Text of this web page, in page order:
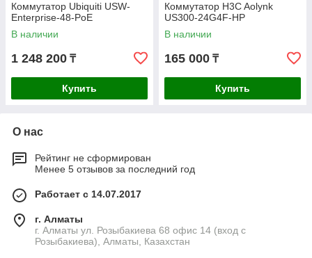
Коммутатор Ubiquiti USW-
Enterprise-48-PoE
В наличии
1 248 200 ₸
Купить
Коммутатор H3C Aolynk
US300-24G4F-HP
В наличии
165 000 ₸
Купить
О нас
Рейтинг не сформирован
Менее 5 отзывов за последний год
Работает с 14.07.2017
г. Алматы
г. Алматы ул. Розыбакиева 68 офис 14 (вход с
Розыбакиева), Алматы, Казахстан